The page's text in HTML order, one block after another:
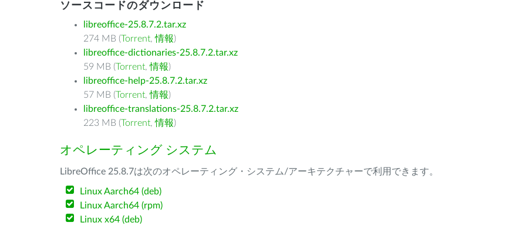
ソースコードのダウンロード
libreoffice-25.8.7.2.tar.xz
274 MB (Torrent,情報)
libreoffice-dictionaries-25.8.7.2.tar.xz
59 MB (Torrent,情報)
libreoffice-help-25.8.7.2.tar.xz
57 MB (Torrent,情報)
libreoffice-translations-25.8.7.2.tar.xz
223 MB (Torrent,情報)
オペレーティング システム
LibreOffice 25.8.7は次のオペレーティング・システム/アーキテクチャーで利用できます。
Linux Aarch64 (deb)
Linux Aarch64 (rpm)
Linux x64 (deb)